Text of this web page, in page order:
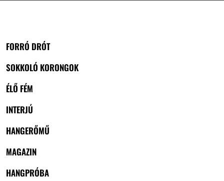
FORRÓ DRÓT
SOKKOLÓ KORONGOK
ÉLŐ FÉM
INTERJÚ
HANGERŐMŰ
MAGAZIN
HANGPRÓBA